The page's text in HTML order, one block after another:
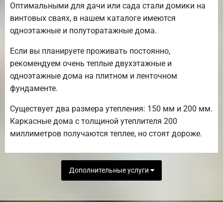
Оптимальными для дачи или сада стали домики на
винтовых сваях, в нашем каталоге имеются
одноэтажные и полуторатажные дома.
Если вы планируете проживать постоянно,
рекомендуем очень теплые двухэтажные и
одноэтажные дома на плитном и ленточном
фундаменте.
Существует два размера утепления: 150 мм и 200 мм.
Каркасные дома с толщиной утеплителя 200
миллиметров получаются теплее, но стоят дороже.
Дополнительные услуги